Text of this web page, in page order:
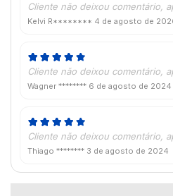
Cliente não deixou comentário,
Kelvi R******** 4 de agosto de
Cliente não deixou comentário,
Wagner ******** 6 de agosto de 2024
Cliente não deixou comentário,
Thiago ******** 3 de agosto de 2024